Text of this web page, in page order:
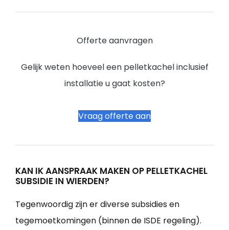
Offerte aanvragen
Gelijk weten hoeveel een pelletkachel inclusief
installatie u gaat kosten?
Vraag offerte aan
KAN IK AANSPRAAK MAKEN OP PELLETKACHEL
SUBSIDIE IN WIERDEN?
Tegenwoordig zijn er diverse subsidies en
tegemoetkomingen (binnen de ISDE regeling).